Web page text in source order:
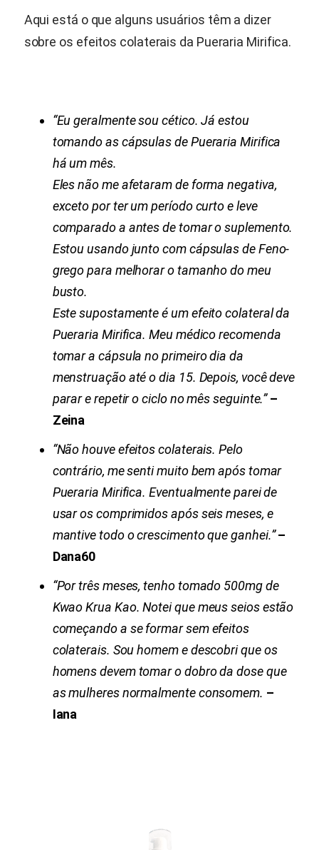
Aqui está o que alguns usuários têm a dizer
sobre os efeitos colaterais da Pueraria Mirifica.
“Eu geralmente sou cético. Já estou
tomando as cápsulas dePueraria Mirifica
há um mês.
Eles não me afetaram de forma negativa,
exceto por ter um período curto e leve
comparado a antes de tomar o suplemento.
Estou usando junto com cápsulas de Feno-
grego para melhorar o tamanho do meu
busto.
Este supostamente é um efeito colateral da
Pueraria Mirifica. Meu médico recomenda
tomar a cápsula no primeiro dia da
menstruação até o dia 15. Depois, você deve
parar e repetir o ciclo no mês seguinte.” –
Zeina
“Não houve efeitos colaterais. Pelo
contrário, me senti muito bem após tomar
Pueraria Mirifica. Eventualmente parei de
usar os comprimidos após seis meses, e
mantive todo o crescimento que ganhei.” –
Dana60
“Por três meses, tenho tomado 500mg de
Kwao Krua Kao. Notei que meus seios estão
começando a se formar sem efeitos
colaterais. Sou homem e descobri que os
homens devem tomar o dobro da dose que
as mulheres normalmente consomem. –
Iana